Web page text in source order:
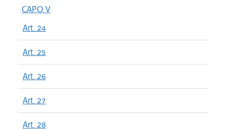
CAPO V
Art. 24
Art. 25
Art. 26
Art. 27
Art. 28